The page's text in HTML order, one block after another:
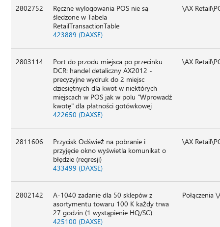
2802752
Ręczne wylogowania POS nie są
śledzone w Tabela
RetailTransactionTable
423889 (DAXSE)
\AX
2803114
Port do przodu miejsca po przecinku
DCR: handel detaliczny AX2012 -
precyzyjne wydruk do 2 miejsc
dziesiętnych dla kwot w niektórych
miejscach w POS jak w polu "Wprowadź
kwotę" dla płatności gotówkowej
422650 (DAXSE)
\AX
2811606
Przycisk Odśwież na pobranie i
przyjęcie okno wyświetla komunikat o
błędzie (regresji)
433499 (DAXSE)
\AX
2802142
A-1040 zadanie dla 50 sklepów z
asortymentu towaru 100 K każdy trwa
27 godzin (1 wystąpienie HQ/SC)
425100 (DAXSE)
Połączenia